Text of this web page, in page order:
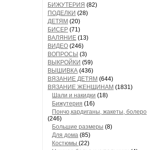
БИЖУТЕРИЯ (82)
ПОДЕЛКИ (28)
ДЕТЯМ (20)
БИСЕР (71)
ВАЛЯНИЕ (13)
ВИДЕО (246)
ВОПРОСЫ (3)
ВЫКРОЙКИ (59)
ВЫШИВКА (436)
ВЯЗАНИЕ ДЕТЯМ (644)
ВЯЗАНИЕ ЖЕНЩИНАМ (1831)
Шали и накидки (18)
Бижутерия (16)
Пончо,кардиганы, жакеты, болеро
(246)
Большие размеры (8)
Для дома (85)
Костюмы (22)